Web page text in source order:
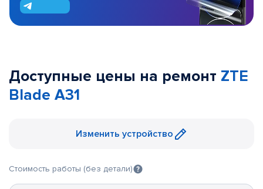
Доступные цены на ремонт ZTE
Blade A31
Изменить устройство
Стоимость работы (без детали)